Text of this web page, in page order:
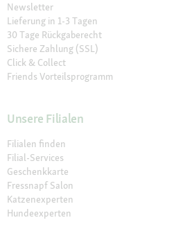
Newsletter
Lieferung in 1-3 Tagen
30 Tage Rückgaberecht
Sichere Zahlung (SSL)
Click & Collect
Friends Vorteilsprogramm
Unsere Filialen
Filialen finden
Filial-Services
Geschenkkarte
Fressnapf Salon
Katzenexperten
Hundeexperten